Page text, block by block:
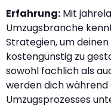
Erfahrung: Mit
Umzugsbranche
Strategien, um
kostengünstig zu
sowohl fachlich als
werden dich
Umzugsprozesses